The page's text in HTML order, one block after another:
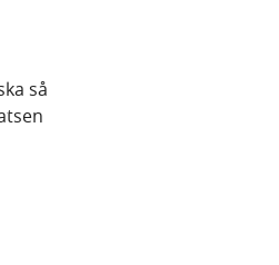
så